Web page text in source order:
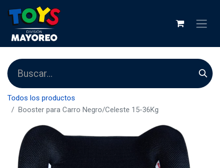
Todos los productos
Booster para Carro Negro/Celeste 15-36Kg